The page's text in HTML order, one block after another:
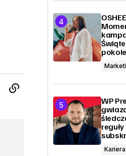
WP
Kariera